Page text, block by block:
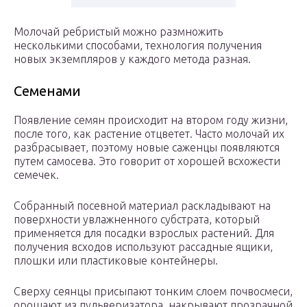
Молочай ребристый можно размножить
несколькими способами, технология получения
новых экземпляров у каждого метода разная.
Семенами
Появление семян происходит на втором году жизни,
после того, как растение отцветет. Часто молочай их
разбрасывает, поэтому новые саженцы появляются
путем самосева. Это говорит от хорошей всхожести
семечек.
Собранный посевной материал раскладывают на
поверхности увлажненного субстрата, который
применяется для посадки взрослых растений. Для
получения всходов используют рассадные ящики,
плошки или пластиковые контейнеры.
Сверху сеянцы присыпают тонким слоем почвосмеси,